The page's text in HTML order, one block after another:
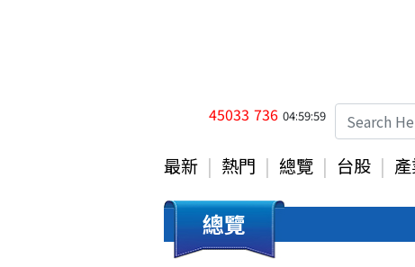
45033 736 04:59:59
最新 熱門 總覽 台股
總覽